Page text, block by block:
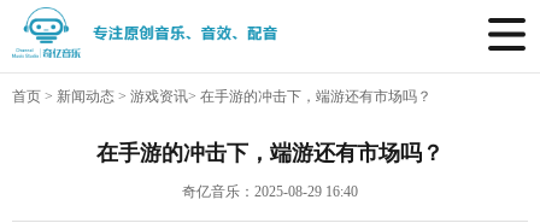
首页 > 新闻动态 > 游戏资讯> 在手游的冲击下，端游还有市场吗？
在手游的冲击下，端游还有市场吗？
奇亿音乐：2025-08-29 16:40